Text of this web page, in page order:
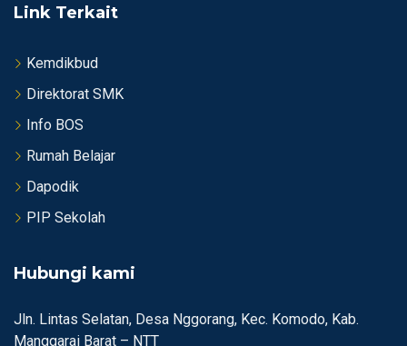
Link Terkait
Kemdikbud
Direktorat SMK
Info BOS
Rumah Belajar
Dapodik
PIP Sekolah
Hubungi kami
Jln. Lintas Selatan, Desa Nggorang, Kec. Komodo, Kab.
Manggarai Barat – NTT